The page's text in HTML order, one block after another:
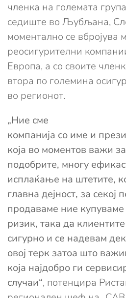
членка на големата
седиште во Љубљана,
моментално се вбројува
реосигурителни
Европа, а со своите
втора по големина
во регионот.
„Ние сме
компанија со име и
која во моментов важи
подобрите, многу
исплаќање на штетите,
главна дејност, за секој
продаваме ние
ризик, така да
сигурно и се надевам
овој терк затоа што
која најдобро ги
случаи“, потенцира